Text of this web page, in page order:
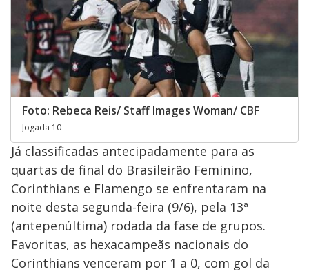
Foto: Rebeca Reis/ Staff Images Woman/ CBF
Jogada 10
Já classificadas antecipadamente para as
quartas de final do Brasileirão Feminino,
Corinthians e Flamengo se enfrentaram na
noite desta segunda-feira (9/6), pela 13ª
(antepenúltima) rodada da fase de grupos.
Favoritas, as hexacampeãs nacionais do
Corinthians venceram por 1 a 0, com gol da